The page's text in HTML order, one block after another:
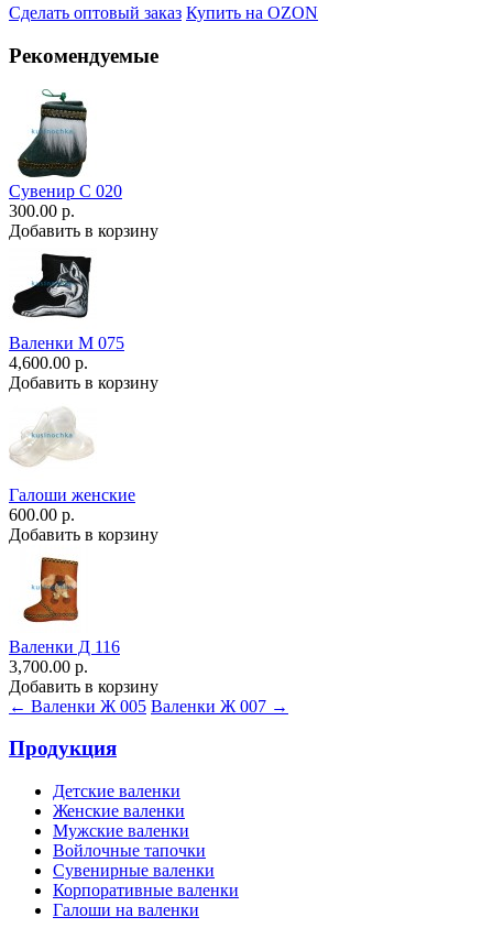
Сделать оптовый заказ Купить на OZON
Рекомендуемые
Сувенир С 020
300.00 р.
Добавить в корзину
Валенки М 075
4,600.00 р.
Добавить в корзину
Галоши женские
600.00 р.
Добавить в корзину
Валенки Д 116
3,700.00 р.
Добавить в корзину
← Валенки Ж 005 Валенки Ж 007 →
Продукция
Детские валенки
Женские валенки
Мужские валенки
Войлочные тапочки
Сувенирные валенки
Корпоративные валенки
Галоши на валенки